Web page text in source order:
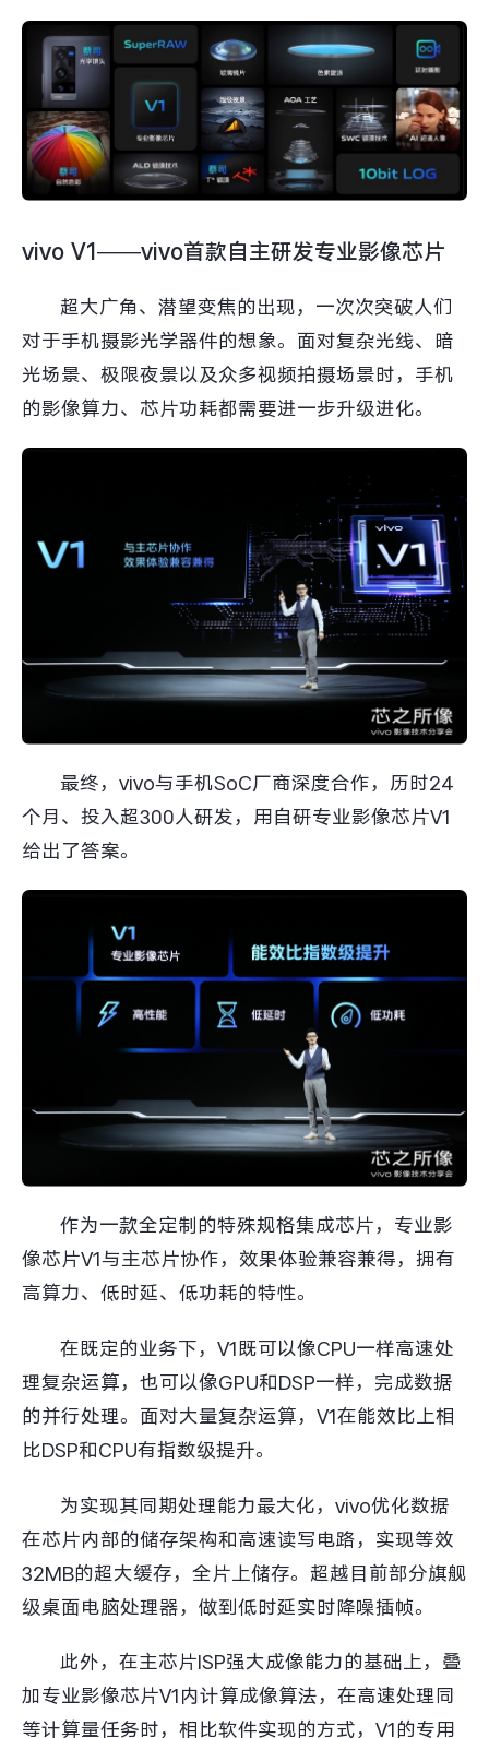
X Fold5 X200 Ultra
全部X机型 对比X机型
S20 Pro
全部iQOO机型 对比iQOO机型
iQOO Pad6 Pro iQOO TWS 5e
vivo WATCH GT 2 vivo Vision
全部智能硬件
vivo V1——vivo首款自主研发专业影像芯片
超大广角、潜望变焦的出现，一次次突破人们
对于手机摄影光学器件的想象。面对复杂光线、暗
光场景、极限夜景以及众多视频拍摄场景时，手机
的影像算力、芯片功耗都需要进一步升级进化。
最终，vivo与手机SoC厂商深度合作，历时24
个月、投入超300人研发，用自研专业影像芯片V1
给出了答案。
作为一款全定制的特殊规格集成芯片，专业影
像芯片V1与主芯片协作，效果体验兼容兼得，拥有
高算力、低时延、低功耗的特性。
在既定的业务下，V1既可以像CPU一样高速处
理复杂运算，也可以像GPU和DSP一样，完成数据
的并行处理。面对大量复杂运算，V1在能效比上相
比DSP和CPU有指数级提升。
为实现其同期处理能力最大化，vivo优化数据
在芯片内部的储存架构和高速读写电路，实现等效
32MB的超大缓存，全片上储存。超越目前部分旗舰
级桌面电脑处理器，做到低时延实时降噪插帧。
此外，在主芯片ISP强大成像能力的基础上，叠
加专业影像芯片V1内计算成像算法，在高速处理同
等计算量任务时，相比软件实现的方式，V1的专用